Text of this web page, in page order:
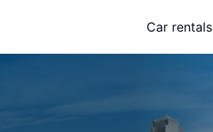
Car rentals